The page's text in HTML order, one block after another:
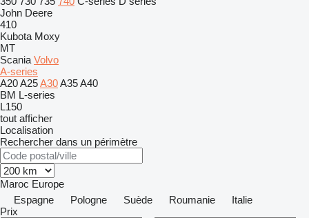
John Deere
410
Kubota Moxy
MT
Scania Volvo
A-series
A20A25A30A35A40
BM L-series
L150
tout afficher
Localisation
Rechercher dans un périmètre
Maroc Europe
Espagne
Pologne Suède Roumanie
Italie
Prix